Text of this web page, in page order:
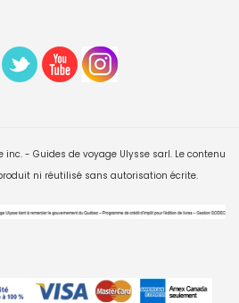
- Guides de voyage Ulysse sarl. Le contenu
ni réutilisé sans autorisation écrite.